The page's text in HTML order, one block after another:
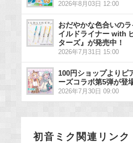
2026年8月03日 12:00
おだやかな色合いの
イルドライナー with
ターズ』が発売中！
2026年7月31日 15:00
100円ショップよりピ
ーズコラボ第5弾が登
2026年7月30日 09:00
初音ミク関連リンク